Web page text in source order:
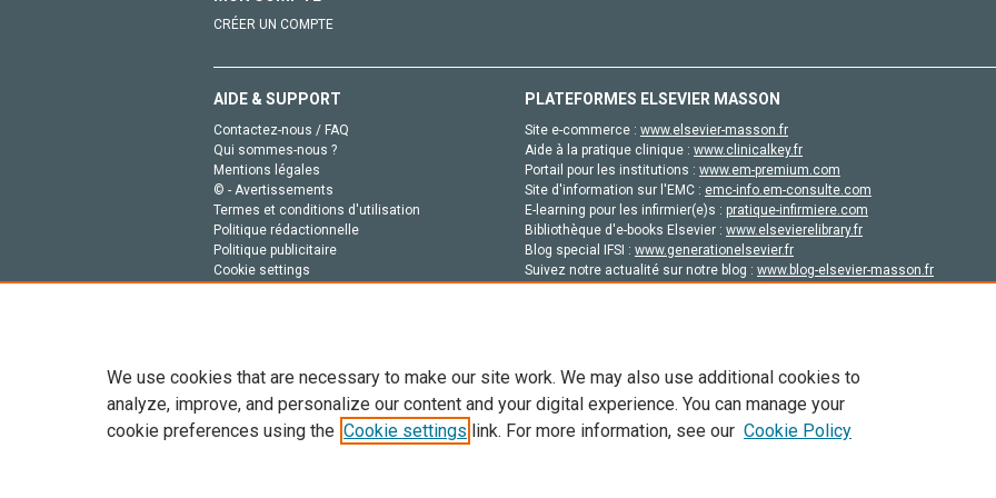
CRÉER UN COMPTE
AIDE & SUPPORT
Contactez-nous / FAQ
Qui sommes-nous ?
Mentions légales
© - Avertissements
Termes et conditions d'utilisation
Politique rédactionnelle
Politique publicitaire
Cookie settings
PLATEFORMES ELSEVIER MASSON
Site e-commerce : www.elsevier-masson.fr
Aide à la pratique clinique : www.clinicalkey.fr
Portail pour les institutions : www.em-premium.com
Site d'information sur l'EMC : emc-info.em-consulte.com
E-learning pour les infirmier(e)s : pratique-infirmiere.com
Bibliothèque d'e-books Elsevier : www.elsevierelibrary.fr
Blog special IFSI : www.generationelsevier.fr
Suivez notre actualité sur notre blog : www.blog-elsevier-masson.fr
Tout le contenu de ce site: Copyright © 2026 Elsevier, ses concédants de licence et ses contributeurs. Tout les droits sont réservés,
de données, a la formation en IA et aux technologies similaires. Pour tout contenu en libre accès, les conditions de licence
We use cookies that are necessary to make our site work. We may also use additional cookies to
analyze, improve, and personalize our content and your digital experience. You can manage your
cookie preferences using the Cookie settings link. For more information, see our Cookie Policy